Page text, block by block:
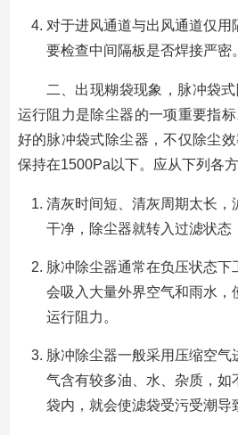
对于进风通道与出风通道仅用
要检查中间隔板是否焊接严密。
二、出现糊袋现象，脉冲袋
运行阻力是除尘器的一项重要指
好的脉冲袋式除尘器，不仅除尘
保持在1500Pa以下。应从下列各
清灰时间短、清灰周期太长，
干净，除尘器就转入过滤状态
脉冲除尘器通常在负压状态下
会吸入大量外界空气和雨水，
运行阻力。
脉冲除尘器一般采用压缩空气
气含有较多油、水、杂质，如
袋内，就会使滤袋受污受潮导